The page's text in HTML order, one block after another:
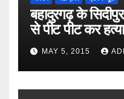
बहादुरगढ़ के
से पीट पीट कर हत्या
MAY 5, 2015